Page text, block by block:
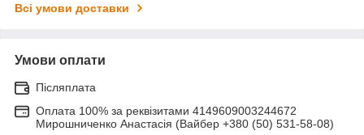
Всі умови доставки
Умови оплати
Післяплата
Оплата 100% за реквізитами 4149609003244672
Мирошниченко Анастасія (Вайбер +380 (50) 531-58-08)